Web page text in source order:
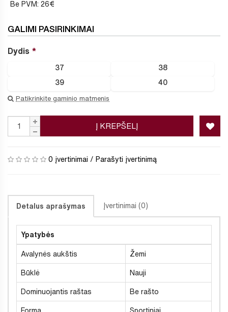
Be PVM: 26€
GALIMI PASIRINKIMAI
Dydis
37 38
39 40
Patikrinkite gaminio matmenis
Į KREPŠELĮ
0 įvertinimai / Parašyti įvertinimą
Detalus aprašymas Įvertinimai (0)
Ypatybės
Avalynės aukštis Žemi
Būklė Nauji
Dominuojantis raštas Be rašto
Forma Sportiniai